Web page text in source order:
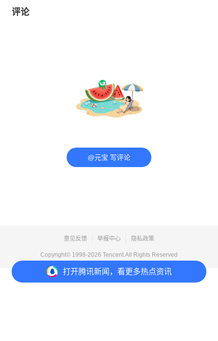
打开腾讯新闻，看更多热点资讯
评论
@元宝 写评论
意见反馈 举报中心 隐私政策
Copyright© 1998-2026 Tencent.All Rights Reserved